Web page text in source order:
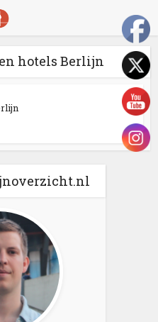
hotels Berlijn